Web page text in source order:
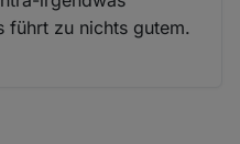
führt zu nichts gutem.